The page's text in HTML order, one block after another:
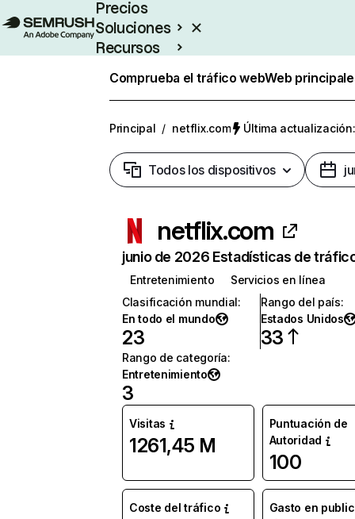
Precios
Soluciones
Recursos
Comprueba el tráfico webWeb
Principal / netflix.com Última
Todos los dispositivos
netflix.com
junio de 2026 Estadísticas de
Entretenimiento
Servicios en línea
Clasificación mundial:
En todo el mundo
23
Rango del país:
Estados Unidos
33
Rango de categoría:
Entretenimiento
3
Visitas
1261,45 M
Puntuación de
Autoridad
100
Coste del tráfico Gasto en